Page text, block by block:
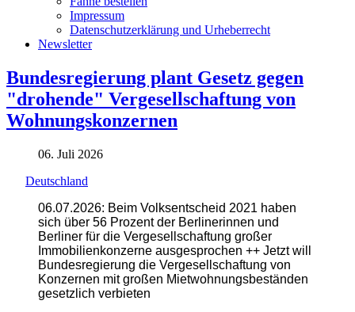
Impressum
Datenschutzerklärung und Urheberrecht
Newsletter
Bundesregierung plant Gesetz gegen
"drohende" Vergesellschaftung von
Wohnungskonzernen
06. Juli 2026
Deutschland
06.07.2026: Beim Volksentscheid 2021 haben
sich über 56 Prozent der Berlinerinnen und
Berliner für die Vergesellschaftung großer
Immobilienkonzerne ausgesprochen ++ Jetzt will
Bundesregierung die Vergesellschaftung von
Konzernen mit großen Mietwohnungsbeständen
gesetzlich verbieten